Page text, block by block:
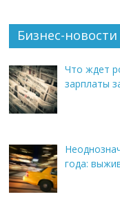
Бизнес-новости
Что ждет
зарплаты
года: